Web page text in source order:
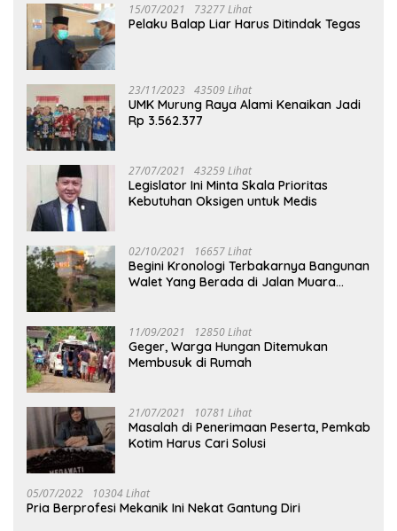
15/07/2021 73277 Lihat
Pelaku Balap Liar Harus Ditindak Tegas
23/11/2023 43509 Lihat
UMK Murung Raya Alami Kenaikan Jadi
Rp 3.562.377
27/07/2021 43259 Lihat
Legislator Ini Minta Skala Prioritas
Kebutuhan Oksigen untuk Medis
02/10/2021 16657 Lihat
Begini Kronologi Terbakarnya Bangunan
Walet Yang Berada di Jalan Muara
11/09/2021 12850 Lihat
Geger, Warga Hungan Ditemukan
Membusuk di Rumah
21/07/2021 10781 Lihat
Masalah di Penerimaan Peserta, Pemkab
Kotim Harus Cari Solusi
05/07/2022 10304 Lihat
Pria Berprofesi Mekanik Ini Nekat Gantung Diri